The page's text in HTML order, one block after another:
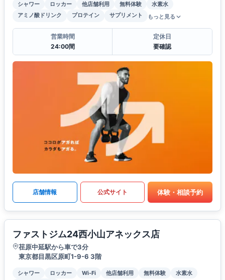
シャワー ロッカー 他店舗利用 無料体験
水素水
アミノ酸ドリンク
プロテイン サプリメント もっと見る
営業時間
24:00間
定休日
要確認
店舗情報 公式サイト 体験・相談予約
ファストジム24西小山アネックス店
荏原中延駅から車で3分
東京都目黒区原町1-9-6 3階
シャワー ロッカー Wi-Fi 他店舗利用 無料体験
水素水